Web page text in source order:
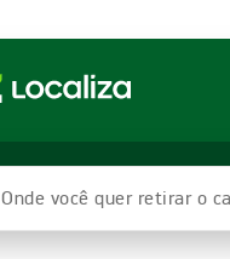
Onde você quer retirar o